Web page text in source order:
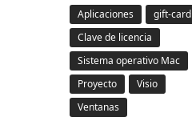
Aplicaciones
gift-card
Clave de licencia
Sistema operativo Mac
Proyecto
Visio
Ventanas